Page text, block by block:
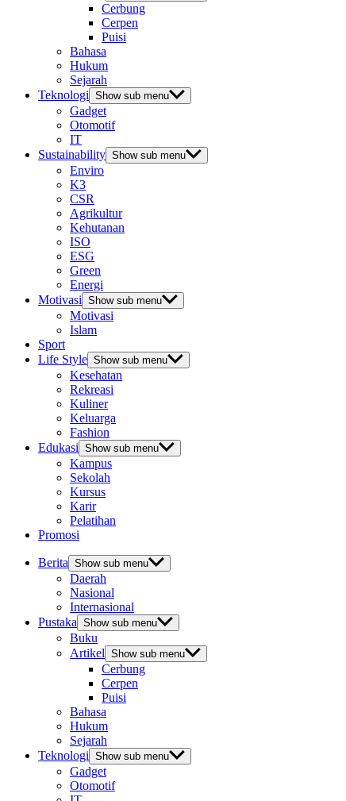
Cerbung
Cerpen
Puisi
Bahasa
Hukum
Sejarah
Teknologi Show sub menu
Gadget
Otomotif
IT
Sustainability Show sub menu
Enviro
K3
CSR
Agrikultur
Kehutanan
ISO
ESG
Green
Energi
Motivasi Show sub menu
Motivasi
Islam
Sport
Life Style Show sub menu
Kesehatan
Rekreasi
Kuliner
Keluarga
Fashion
Edukasi Show sub menu
Kampus
Sekolah
Kursus
Karir
Pelatihan
Promosi
Berita Show sub menu
Daerah
Nasional
Internasional
Pustaka Show sub menu
Buku
Artikel Show sub menu
Cerbung
Cerpen
Puisi
Bahasa
Hukum
Sejarah
Teknologi Show sub menu
Gadget
Otomotif